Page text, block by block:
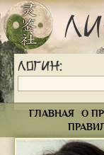
Логин:
ГЛАВНАЯ
О